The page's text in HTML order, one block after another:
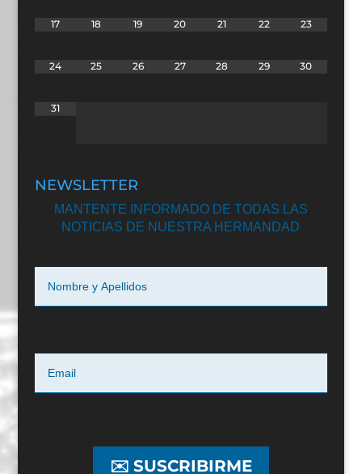
17 18 19 20 21 22 23
24 25 26 27 28 29 30
31
NEWSLETTER
MANTENTE INFORMADO DE TODAS LAS
NOTICIAS DE NUESTRA HERMANDAD
✉️ SUSCRIBIRME